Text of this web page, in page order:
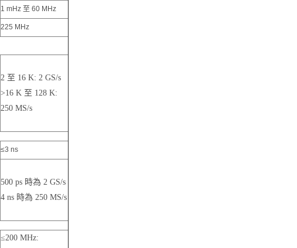
1 mHz 至 60 MHz
225 MHz
2 至 16 K: 2 GS/s
>16 K 至 128 K:
250 MS/s
≤3 ns
500 ps 時為 2 GS/s
4 ns 時為 250 MS/s
≤200 MHz: